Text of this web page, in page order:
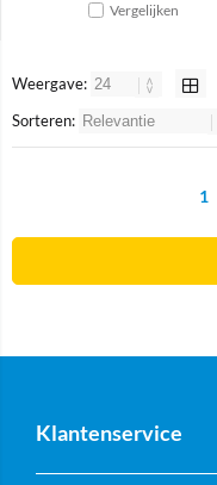
Vergelijken
Weergave:
Sorteren:
1
Klantenservice